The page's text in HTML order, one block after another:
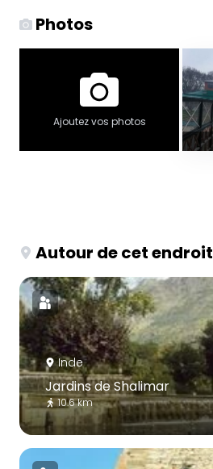
Photos
Ajoutez vos photos
Autour de cet endroit
Inde
Jardins de Shalimar
10.6 km